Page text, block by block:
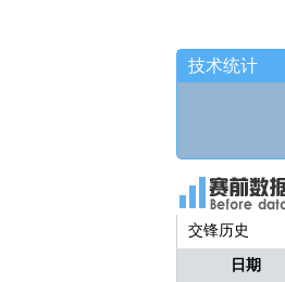
亚瑟 米勒被
技术统计
交锋历史
日期